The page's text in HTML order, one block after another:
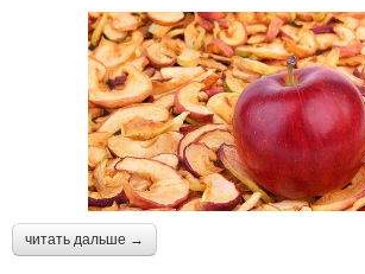
читать дальше →